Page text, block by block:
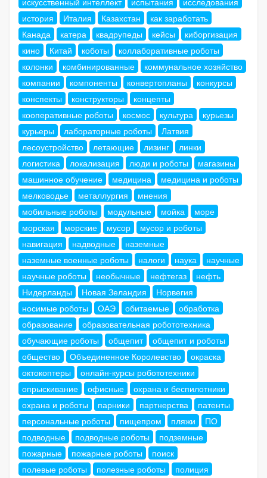
история
Италия Казахстан
как заработать
Канада
катера квадрупеды кейсы
киборгизация
кино
Китай коботы
коллаборативные роботы
колонки
комбинированные
коммунальное хозяйство
компании
компоненты конвертопланы
конкурсы
конспекты
конструкторы
концепты
кооперативные роботы
космос культура
курьезы
курьеры
лабораторные роботы
Латвия
лесоустройство
летающие лизинг
линки
логистика
локализация люди и роботы
магазины
машинное обучение
медицина
медицина и роботы
мелководье
металлургия
мнения
мобильные роботы
модульные мойка
море
морская
морские мусор
мусор и роботы
навигация
надводные
наземные
наземные военные роботы
налоги наука
научные
научные роботы
необычные нефтегаз
нефть
Нидерланды
Новая Зеландия
Норвегия
носимые роботы
ОАЭ обитаемые
обработка
образование
образовательная робототехника
обучающие роботы
общепит
общепит и роботы
общество
Объединенное Королевство
окраска
октокоптеры
онлайн-курсы робототехники
опрыскивание
офисные
охрана и беспилотники
охрана и роботы
парники партнерства
патенты
персональные роботы
пищепром пляжи
ПО
подводные
подводные роботы
подземные
пожарные
пожарные роботы
поиск
полевые роботы
полезные роботы
полиция